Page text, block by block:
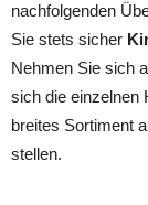
nachfolgenden
Sie stets sicher
Nehmen Sie sich
sich die einzelnen
breites Sortiment
stellen.